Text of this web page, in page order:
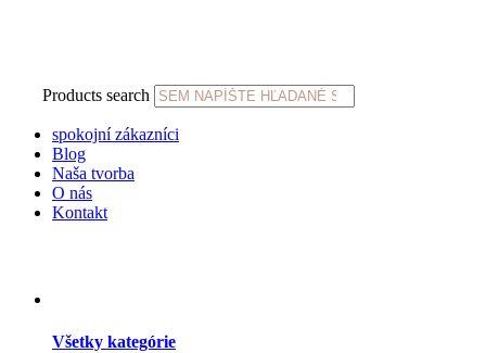
Products search
spokojní zákazníci
Blog
Naša tvorba
O nás
Kontakt
Všetky kategórie